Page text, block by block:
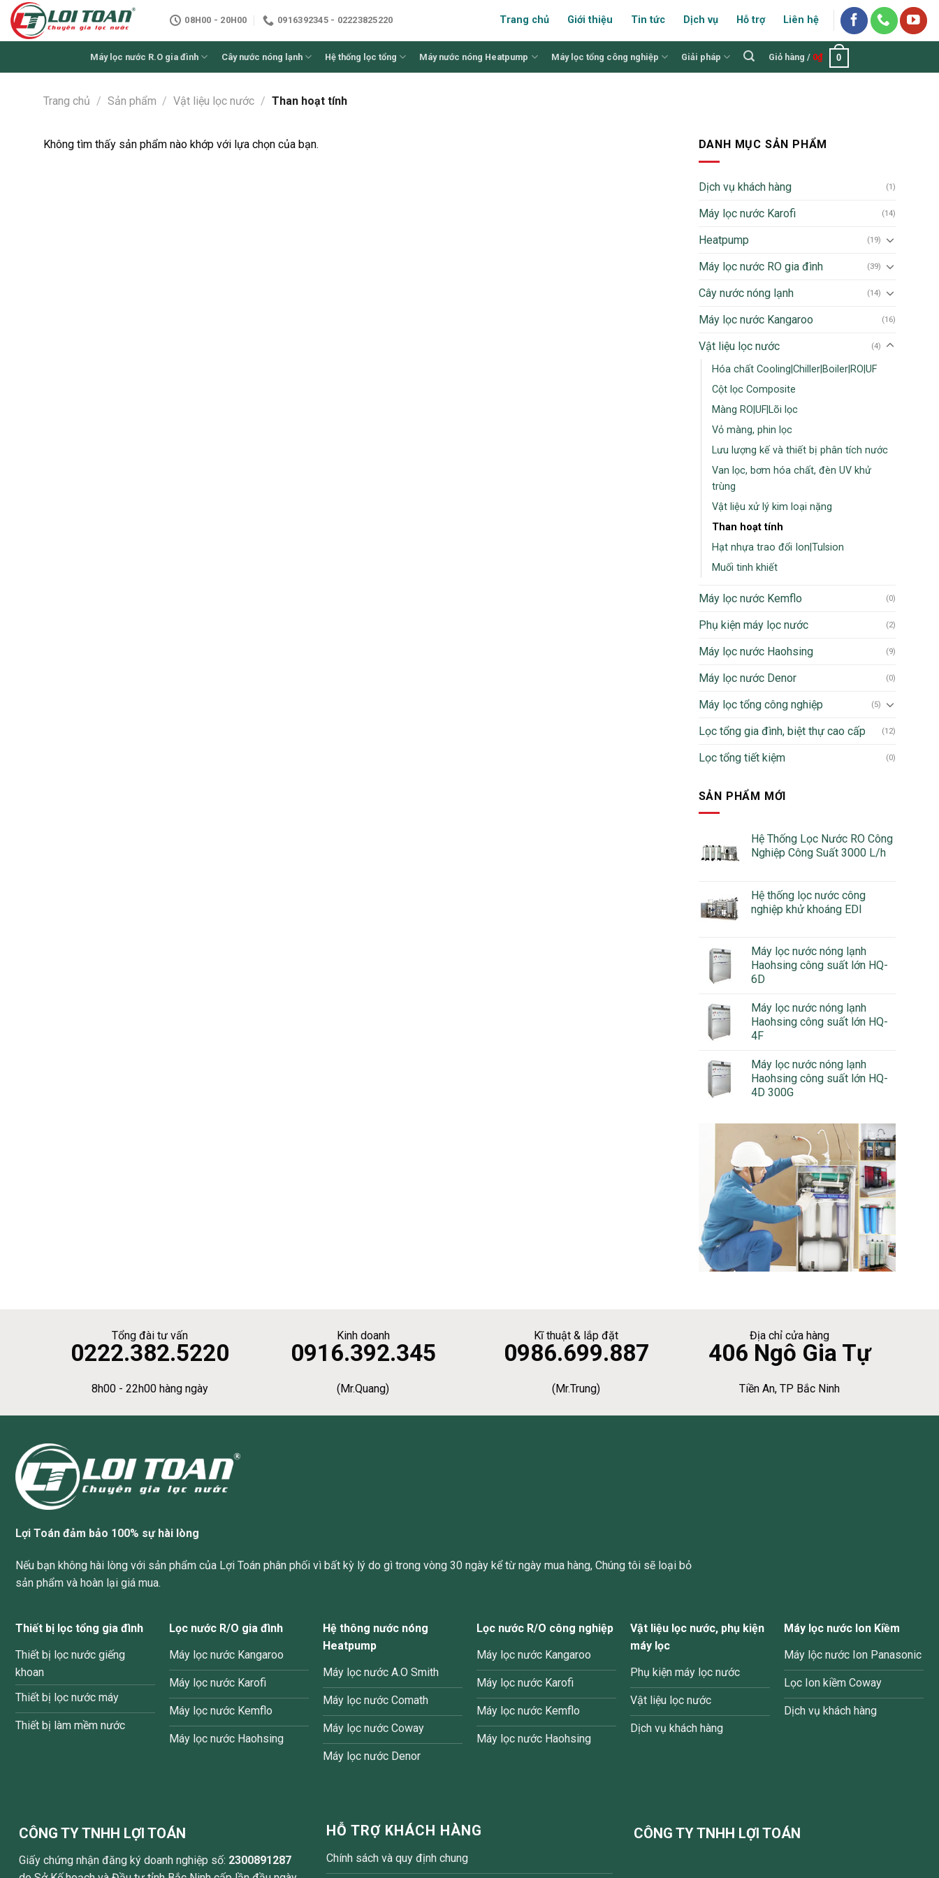
Skip
content
08H00 - 20H00 0916392345 - 02223825220 Trang chủ Giới thiệu Tin tức Dịch vụ Hỗ trợ Liên hệ
Máy lọc nước R.O gia đình Cây nước nóng lạnh Hệ thống lọc tổng Máy nước nóng Heatpump Máy lọc tổng công nghiệp Giải pháp Giỏ hàng / 0₫ 0
Trang chủ / Sản phẩm / Vật liệu lọc nước / Than hoạt tính
Không tìm thấy sản phẩm nào khớp với lựa chọn của bạn. DANH MỤC SẢN PHẨM
Dịch vụ khách hàng (1)
Máy lọc nước Karofi (14)
Heatpump (19)
Máy lọc nước RO gia đình (39)
Cây nước nóng lạnh (14)
Máy lọc nước Kangaroo (16)
Vật liệu lọc nước (4)
Hóa chất Cooling|Chiller|Boiler|RO|UF
Cột lọc Composite
Màng RO|UF|Lõi lọc
Vỏ màng, phin lọc
Lưu lượng kế và thiết bị phân tích nước
Van lọc, bơm hóa chất, đèn UV khử
trùng
Vật liệu xử lý kim loại nặng
Than hoạt tính
Hạt nhựa trao đổi Ion|Tulsion
Muối tinh khiết
Máy lọc nước Kemflo (0)
Phụ kiện máy lọc nước (2)
Máy lọc nước Haohsing (9)
Máy lọc nước Denor (0)
Máy lọc tổng công nghiệp (5)
Lọc tổng gia đình, biệt thự cao cấp (12)
Lọc tổng tiết kiệm (0)
SẢN PHẨM MỚI
Hệ Thống Lọc Nước RO Công
Nghiệp Công Suất 3000 L/h
Hệ thống lọc nước công
nghiệp khử khoáng EDI
Máy lọc nước nóng lạnh
Haohsing công suất lớn HQ-
6D
Máy lọc nước nóng lạnh
Haohsing công suất lớn HQ-
4F
Máy lọc nước nóng lạnh
Haohsing công suất lớn HQ-
4D 300G
Tổng đài tư vấn
0222.382.5220
8h00 - 22h00 hàng ngày
Kinh doanh
0916.392.345
(Mr.Quang)
Kĩ thuật & lắp đặt
0986.699.887
(Mr.Trung)
Địa chỉ cửa hàng
406 Ngô Gia Tự
Tiền An, TP Bắc Ninh
Lợi Toán đảm bảo 100% sự hài lòng
Nếu bạn không hài lòng với sản phẩm của Lợi Toán phân phối vì bất kỳ lý do gì trong vòng 30 ngày kể từ ngày mua hàng, Chúng tôi sẽ loại bỏ
sản phẩm và hoàn lại giá mua.
Thiết bị lọc tổng gia đình
Thiết bị lọc nước giếng
khoan
Thiết bị lọc nước máy
Thiết bị làm mềm nước
Lọc nước R/O gia đình
Máy lọc nước Kangaroo
Máy lọc nước Karofi
Máy lọc nước Kemflo
Máy lọc nước Haohsing
Hệ thông nước nóng
Heatpump
Máy lọc nước A.O Smith
Máy lọc nước Comath
Máy lọc nước Coway
Máy lọc nước Denor
Lọc nước R/O công nghiệp
Máy lọc nước Kangaroo
Máy lọc nước Karofi
Máy lọc nước Kemflo
Máy lọc nước Haohsing
Vật liệu lọc nước, phụ kiện
máy lọc
Phụ kiện máy lọc nước
Vật liệu lọc nước
Dịch vụ khách hàng
Máy lọc nước Ion Kiềm
Máy lộc nước Ion Panasonic
Lọc Ion kiềm Coway
Dịch vụ khách hàng
CÔNG TY TNHH LỢI TOÁN
Giấy chứng nhận đăng ký doanh nghiệp số: 2300891287
HỖ TRỢ KHÁCH HÀNG
Chính sách và quy định chung
CÔNG TY TNHH LỢI TOÁN